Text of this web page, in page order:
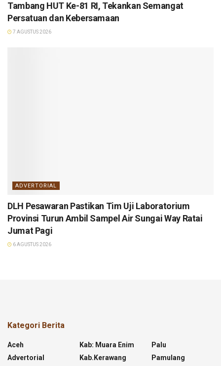
Tambang HUT Ke-81 RI, Tekankan Semangat
Persatuan dan Kebersamaan
7 AGUSTUS 2026
ADVERTORIAL
DLH Pesawaran Pastikan Tim Uji Laboratorium
Provinsi Turun Ambil Sampel Air Sungai Way Ratai
Jumat Pagi
6 AGUSTUS 2026
Kategori Berita
Aceh
Advertorial
Kab: Muara Enim
Kab.kerawang
Palu
Pamulang